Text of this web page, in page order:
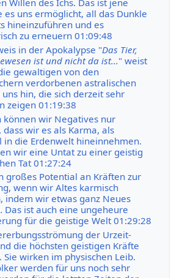
Willen des Ichs. Das ist jene
es uns ermöglicht, all das Dunkle
hineinzuführen und es
zu erneuern 01:09:48
in der Apokalypse "Das Tier,
ist und nicht da ist..." weist
gewaltigen von den
verdorbenen astralischen
hin, die sich derzeit sehr
zeigen 01:19:38
können wir Negatives nur
dass wir es als Karma, als
in die Erdenwelt hineinnehmen.
wir eine Untat zu einer geistig
Tat 01:27:24
großes Potential an Kräften zur
wenn wir Altes karmisch
indem wir etwas ganz Neues
Das ist auch eine ungeheure
für die geistige Welt 01:29:28
der Urzeit-
die höchsten geistigen Kräfte
Sie wirken im physischen Leib.
werden für uns noch sehr